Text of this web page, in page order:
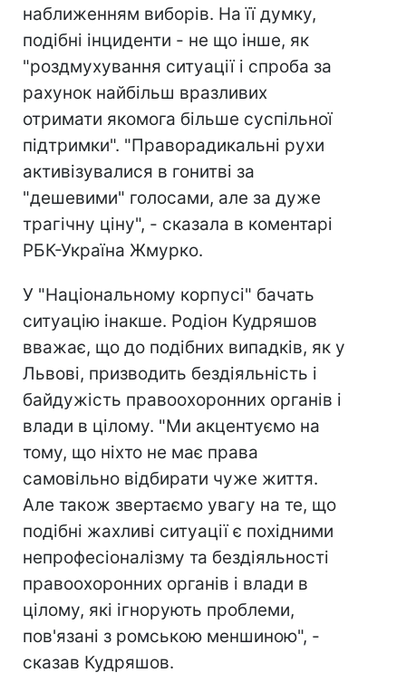
наближенням виборів. На її думку,
подібні інциденти - не що інше, як
"роздмухування ситуації і спроба за
рахунок найбільш вразливих
отримати якомога більше суспільної
підтримки". "Праворадикальні рухи
активізувалися в гонитві за
"дешевими" голосами, але за дуже
трагічну ціну", - сказала в коментарі
РБК-Україна Жмурко.
У "Національному корпусі" бачать
ситуацію інакше. Родіон Кудряшов
вважає, що до подібних випадків, як у
Львові, призводить бездіяльність і
байдужість правоохоронних органів і
влади в цілому. "Ми акцентуємо на
тому, що ніхто не має права
самовільно відбирати чуже життя.
Але також звертаємо увагу на те, що
подібні жахливі ситуації є похідними
непрофесіоналізму та бездіяльності
правоохоронних органів і влади в
цілому, які ігнорують проблеми,
пов'язані з ромською меншиною", -
сказав Кудряшов.